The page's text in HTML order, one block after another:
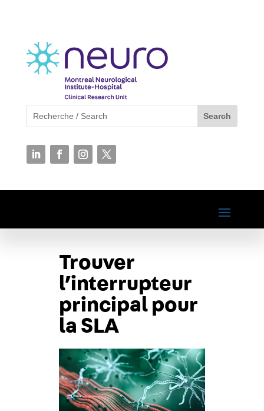
Trouver
l’interrupteur
principal pour
la SLA